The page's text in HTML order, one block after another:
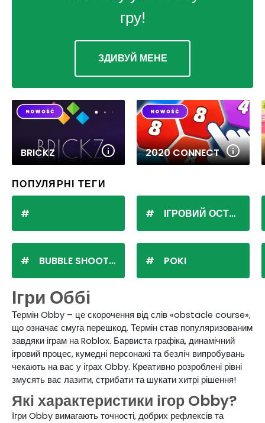
гру!
ЗДИВУЙ МЕНЕ
BRICKZ 2020 CONNECT
ПОПУЛЯРНІ ТЕГИ
BUBBLE SHOOTER
ІГРОВИЙ ОСТРІВ
POKI
Ігри Оббі
Термін Obby – це скорочення від слів «obstacle course»,
що означає смуга перешкод. Термін став популяризованим
завдяки іграм на Roblox. Барвиста графіка, динамічний
ігровий процес, кумедні персонажі та безліч випробувань
чекають на вас у іграх Obby. Креативно розроблені рівні
змусять вас лазити, стрибати та шукати хитрі рішення!
Які характеристики ігор Obby?
Ігри Obby вимагають точності, добрих рефлексів та